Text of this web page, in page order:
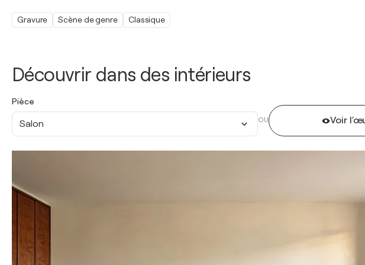
Découvrir dans des intérieurs
Pièce
Salon OU Voir
Gravure Scène de genre Classique